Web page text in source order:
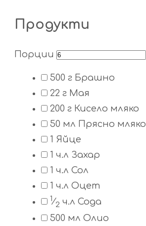
Продукти
Порции
500 г Брашно
22 г Мая
200 г Кисело мляко
50 мл Прясно мляко
1 Яйце
1 ч.л Захар
1 ч.л Сол
1 ч.л Оцет
1⁄2 ч.л Сода
500 мл Олио